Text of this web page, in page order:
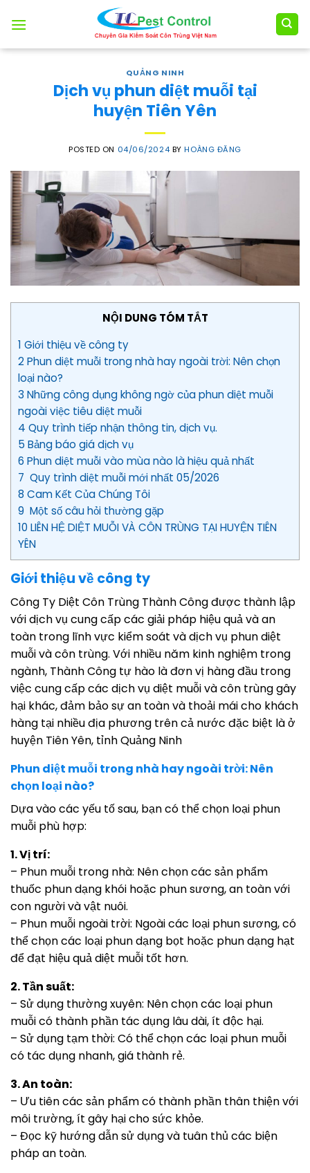
QUẢNG NINH
Dịch vụ phun diệt muỗi tại
huyện Tiên Yên
POSTED ON 04/06/2024 BYHOÀNG ĐĂNG
NỘI DUNG TÓM TẮT
1 Giới thiệu về công ty
2 Phun diệt muỗi trong nhà hay ngoài trời: Nên chọn
loại nào?
3 Những công dụng không ngờ của phun diệt muỗi
ngoài việc tiêu diệt muỗi
4 Quy trình tiếp nhận thông tin, dịch vụ.
5 Bảng báo giá dịch vụ
6 Phun diệt muỗi vào mùa nào là hiệu quả nhất
7 Quy trình diệt muỗi mới nhất 05/2026
8 Cam Kết Của Chúng Tôi
9 Một số câu hỏi thường gặp
10 LIÊN HỆ DIỆT MUỖI VÀ CÔN TRÙNG TẠI HUYỆN TIÊN
YÊN
Giới thiệu về công ty
Công Ty Diệt Côn Trùng Thành Công được thành lập
với dịch vụ cung cấp các giải pháp hiệu quả và an
toàn trong lĩnh vực kiểm soát và dịch vụ phun diệt
muỗi và côn trùng. Với nhiều năm kinh nghiệm trong
ngành, Thành Công tự hào là đơn vị hàng đầu trong
việc cung cấp các dịch vụ diệt muỗi và côn trùng gây
hại khác, đảm bảo sự an toàn và thoải mái cho khách
hàng tại nhiều địa phương trên cả nước đặc biệt là ở
huyện Tiên Yên, tỉnh Quảng Ninh
Phun diệt muỗi trong nhà hay ngoài trời: Nên
chọn loại nào?
Dựa vào các yếu tố sau, bạn có thể chọn loại phun
muỗi phù hợp:
1. Vị trí:
– Phun muỗi trong nhà: Nên chọn các sản phẩm
thuốc phun dạng khói hoặc phun sương, an toàn với
con người và vật nuôi.
– Phun muỗi ngoài trời: Ngoài các loại phun sương, có
thể chọn các loại phun dạng bọt hoặc phun dạng hạt
để đạt hiệu quả diệt muỗi tốt hơn.
2. Tần suất:
– Sử dụng thường xuyên: Nên chọn các loại phun
muỗi có thành phần tác dụng lâu dài, ít độc hại.
– Sử dụng tạm thời: Có thể chọn các loại phun muỗi
có tác dụng nhanh, giá thành rẻ.
3. An toàn:
– Ưu tiên các sản phẩm có thành phần thân thiện với
môi trường, ít gây hại cho sức khỏe.
– Đọc kỹ hướng dẫn sử dụng và tuân thủ các biện
pháp an toàn.